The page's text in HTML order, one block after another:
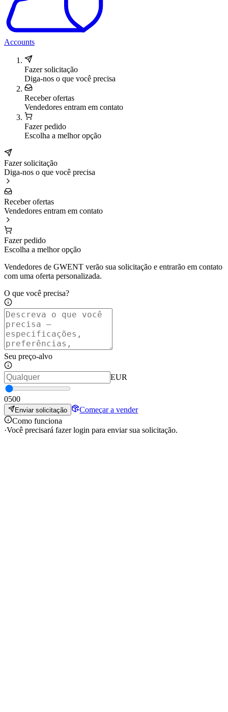
Accounts
Fazer solicitação
Diga-nos o que você precisa
Receber ofertas
Vendedores entram em contato
Fazer pedido
Escolha a melhor opção
Fazer solicitação
Diga-nos o que você precisa
Receber ofertas
Vendedores entram em contato
Fazer pedido
Escolha a melhor opção
Vendedores de GWENT verão sua solicitação e entrarão em contato
com uma oferta personalizada.
O que você precisa?
Seu preço-alvo
EUR
0500
Enviar solicitação
Começar a vender
Como funciona
·Você precisará fazer login para enviar sua solicitação.